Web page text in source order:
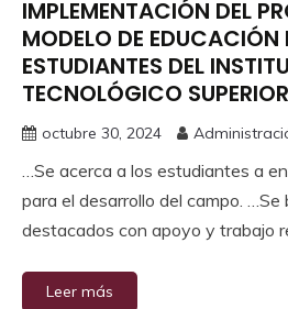
IMPLEMENTACIÓN DEL
MODELO DE EDUCACIÓN
ESTUDIANTES DEL
TECNOLÓGICO
octubre 30, 2024
…Se acerca a los estudiantes a
para el desarrollo del campo.
destacados con apoyo y trabajo
Leer más